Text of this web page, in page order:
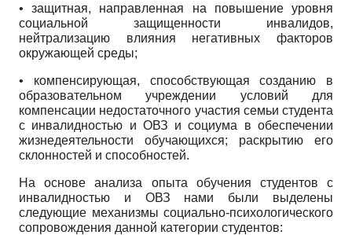
• защитная, направленная на повышение уровня
социальной защищенности инвалидов,
нейтрализацию влияния негативных факторов
окружающей среды;
• компенсирующая, способствующая созданию в
образовательном учреждении условий для
компенсации недостаточного участия семьи студента
с инвалидностью и ОВЗ и социума в обеспечении
жизнедеятельности обучающихся; раскрытию его
склонностей и способностей.
На основе анализа опыта обучения студентов с
инвалидностью и ОВЗ нами были выделены
следующие механизмы социально­-психологического
сопровождения данной категории студентов: